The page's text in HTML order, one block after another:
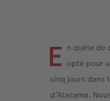
E n quête de
opté pour
cinq jours dans
d’Atacama.